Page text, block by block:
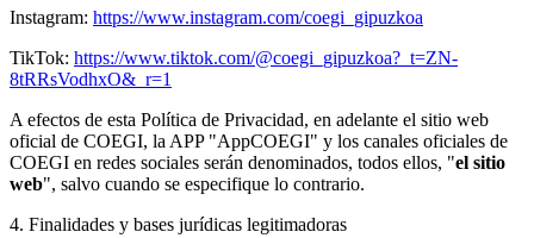
Instagram: https://www.instagram.com/coegi_gipuzkoa
TikTok: https://www.tiktok.com/@coegi_gipuzkoa?_t=ZN-
8tRRsVodhxO&_r=1
A efectos de esta Política de Privacidad, en adelante el sitio web
oficial de COEGI, la APP "AppCOEGI" y los canales oficiales de
COEGI en redes sociales serán denominados, todos ellos, "el sitio
web", salvo cuando se especifique lo contrario.
4. Finalidades y bases jurídicas legitimadoras